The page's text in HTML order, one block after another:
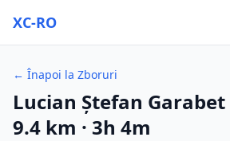
XC-RO
← Înapoi la Zboruri
Lucian Ștefan Garabet
9.4 km · 3h 4m